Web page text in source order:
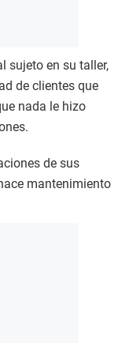
sujeto en su taller,
de clientes que
nada le hizo
de sus
mantenimiento